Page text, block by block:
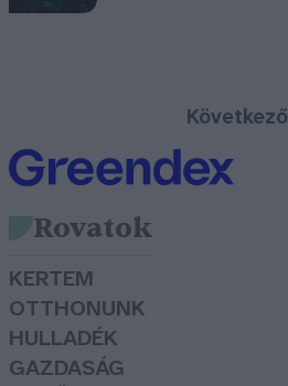
Következő
Rovatok
KERTEM
OTTHONUNK
HULLADÉK
GAZDASÁG